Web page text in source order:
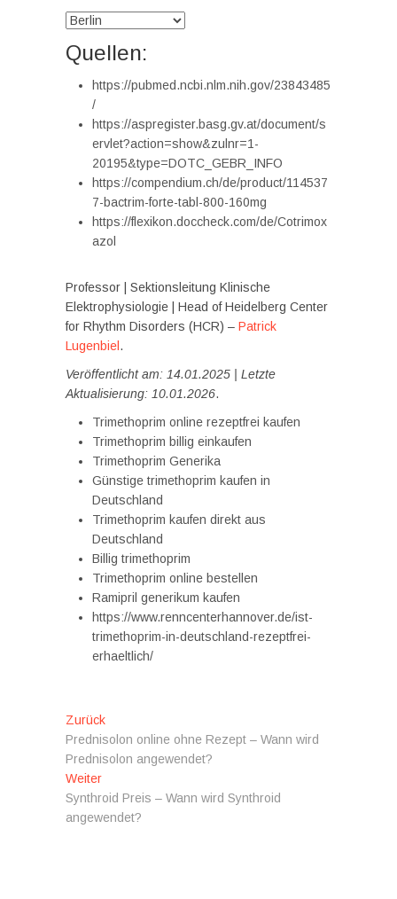
Quellen:
https://pubmed.ncbi.nlm.nih.gov/23843485
/
https://aspregister.basg.gv.at/document/s
ervlet?action=show&zulnr=1-
20195&type=DOTC_GEBR_INFO
https://compendium.ch/de/product/114537
7-bactrim-forte-tabl-800-160mg
https://flexikon.doccheck.com/de/Cotrimox
azol
Professor | Sektionsleitung Klinische
Elektrophysiologie | Head of Heidelberg Center
for Rhythm Disorders (HCR) – Patrick
Lugenbiel .
Veröffentlicht am: 14.01.2025 | Letzte
Aktualisierung: 10.01.2026.
Trimethoprim online rezeptfrei kaufen
Trimethoprim billig einkaufen
Trimethoprim Generika
Günstige trimethoprim kaufen in
Deutschland
Trimethoprim kaufen direkt aus
Deutschland
Billig trimethoprim
Trimethoprim online bestellen
Ramipril generikum kaufen
https://www.renncenterhannover.de/ist-
trimethoprim-in-deutschland-rezeptfrei-
erhaeltlich/
Beitragsnavigation
ZurückVorheriger
Beitrag:
Prednisolon online ohne Rezept – Wann wird
Prednisolon angewendet?
WeiterNächster
Beitrag:
Synthroid Preis – Wann wird Synthroid
angewendet?